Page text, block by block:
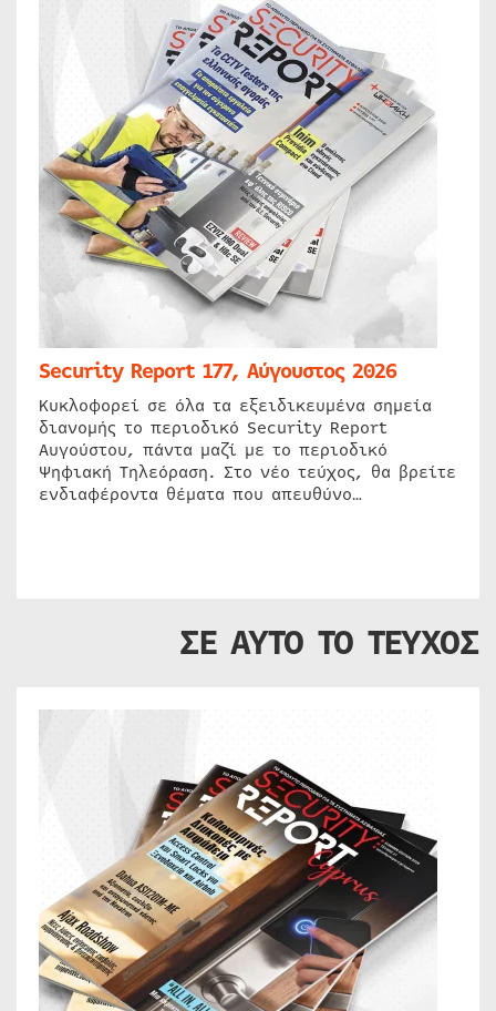
Security Report 177, Αύγουστος 2026
Κυκλοφορεί σε όλα τα εξειδικευμένα σημεία
διανομής το περιοδικό Security Report
Αυγούστου, πάντα μαζί με το περιοδικό
Ψηφιακή Τηλεόραση. Στο νέο τεύχος, θα βρείτε
ενδιαφέροντα θέματα που απευθύνο…
ΣΕ ΑΥΤΟ ΤΟ ΤΕΥΧΟΣ